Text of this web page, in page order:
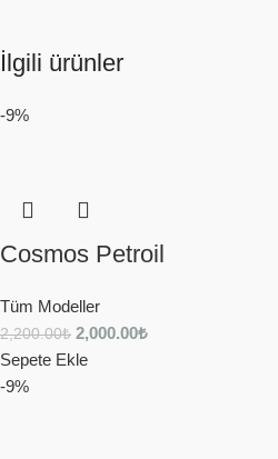
İlgili ürünler
-9%
Cosmos Petroil
Tüm Modeller
2,200.00₺ 2,000.00₺
Sepete Ekle
-9%